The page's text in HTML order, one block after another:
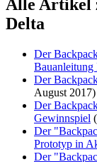
Alle Artikel
Delta
Der
Bauanleitung
Der
August 2017)
Der
Gewinnspiel
Der
Prototyp in
Der